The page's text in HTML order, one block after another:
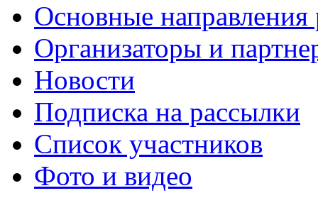
Основные направления
Организаторы и
Новости
Подписка на рассылки
Список участников
Фото и видео